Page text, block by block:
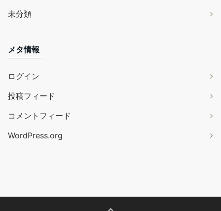
未分類
メタ情報
ログイン
投稿フィード
コメントフィード
WordPress.org